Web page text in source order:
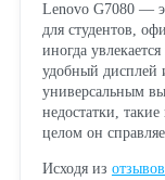
Lenovo G7080 —
для студентов,
иногда
удобный дисплей
универсальным
недостатки,
целом он
Исходя из